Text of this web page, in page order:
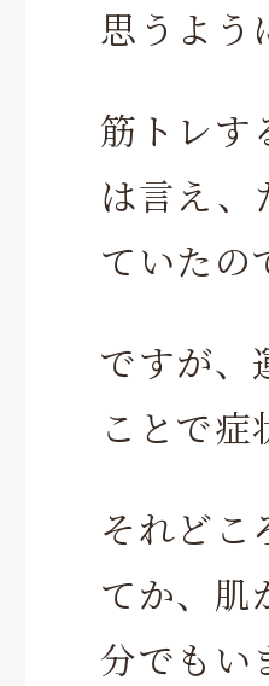
思うよう
筋トレす
は言え、
ていたの
ですが、
ことで
それどこ
てか、肌
分でもい